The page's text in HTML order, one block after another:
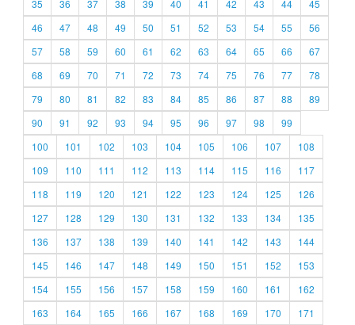
35
36 37 38 39 40 41 42 43 44
45
46
47 48 49 50 51 52 53 54 55
56
57
58 59 60 61 62 63 64 65 66
67
68
69 70 71 72 73 74 75 76 77
78
79
80 81 82 83 84 85 86 87 88
89
90
91 92 93 94 95 96 97 98
99
100
101 102 103 104 105 106 107
108
109
110 111 112 113 114 115 116
117
118
119 120 121 122 123 124 125
126
127
128 129 130 131 132 133 134
135
136
137 138 139 140 141 142 143
144
145
146 147 148 149 150 151 152
153
154
155 156 157 158 159 160 161
162
163
164 165 166 167 168 169 170
171